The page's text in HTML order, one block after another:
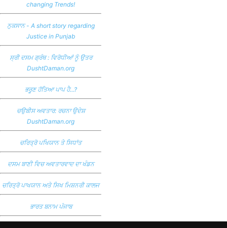
changing Trends!
ਨੁਕਸਾਨ - A short story regarding
Justice in Punjab
ਸ੍ਰੀ ਦਸਮ ਗ੍ਰੰਥ : ਵਿਰੋਧੀਆਂ ਨੂੰ ਉਤਰ
DushtDaman.org
ਭਰੂਣ ਹੱਤਿਆ ਪਾਪ ਹੈ...?
ਚਉਬੀਸ ਅਵਤਾਰ: ਰਚਨਾ ਉਦੇਸ਼
DushtDaman.org
ਚਰਿਤ੍ਰੋ ਪਖਿਯਾਨ ਤੇ ਸਿਧਾਂਤ
ਦਸਮ ਬਾਣੀ ਵਿਚ ਅਵਤਾਰਵਾਦ ਦਾ ਖੰਡਨ
ਚਰਿਤ੍ਰੋ ਪਾਖਯਾਨ ਅਤੇ ਸਿਖ ਮਿਸ਼ਨਰੀ ਕਾਲਜ
ਭਾਰਤ ਬਨਾਮ ਪੰਜਾਬ